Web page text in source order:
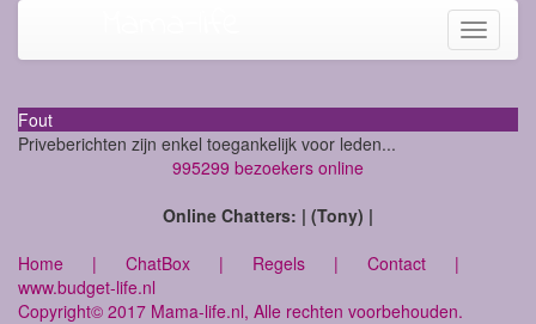
Toggle
Fout
Priveberichten zijn enkel toegankelijk voor leden...
995299 bezoekers online
Online Chatters: | (Tony) |
Home | ChatBox | Regels | Contact |
www.budget-life.nl
Copyright© 2017 Mama-life.nl, Alle rechten voorbehouden.